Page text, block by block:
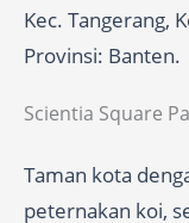
Kec. Tangerang,
Provinsi: Banten.
Scientia Square
Taman kota
peternakan koi,